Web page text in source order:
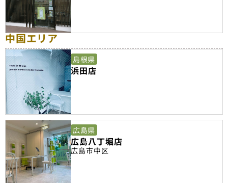
中国エリア
島根県
浜田店
広島県
広島八丁堀店
広島市中区